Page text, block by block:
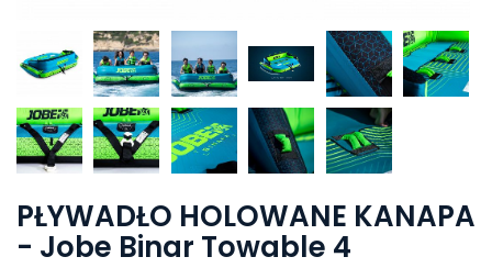
PŁYWADŁO HOLOWANE KANAPA
- Jobe Binar Towable 4